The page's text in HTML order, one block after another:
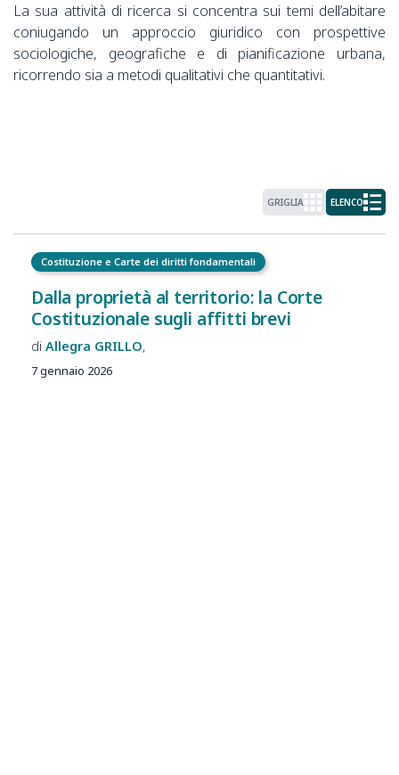
La sua attività di ricerca si concentra sui temi dell’abitare
coniugando un approccio giuridico con prospettive
sociologiche, geografiche e di pianificazione urbana,
ricorrendo sia a metodi qualitativi che quantitativi.
GRIGLIA ELENCO
Costituzione e Carte dei diritti fondamentali
Dalla proprietà al territorio: la Corte
Costituzionale sugli affitti brevi
Allegra GRILLO
7 gennaio 2026